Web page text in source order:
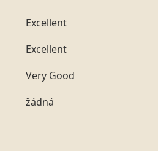
Excellent
Excellent
Very Good
žádná